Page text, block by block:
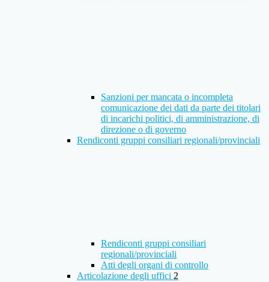
Sanzioni per mancata o incompleta
comunicazione dei dati da parte dei titolari
di incarichi politici, di amministrazione, di
direzione o di governo
Rendiconti gruppi consiliari regionali/provinciali
Rendiconti gruppi consiliari
regionali/provinciali
Atti degli organi di controllo
Articolazione degli uffici 2